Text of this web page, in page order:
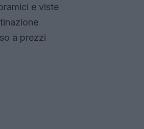
e viste
a prezzi